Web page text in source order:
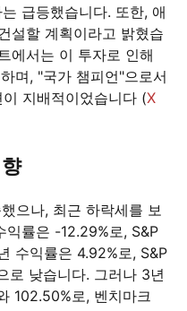
급등했습니다. 또한, 애
설할 계획이라고 밝혔습
에서는 이 투자로 인해
며, "국가 챔피언"으로서
지배적이었습니다 (X
으나, 최근 하락세를 보
률은 -12.29%로, S&P
수익률은 4.92%로, S&P
로 낮습니다. 그러나 3년
102.50%로, 벤치마크